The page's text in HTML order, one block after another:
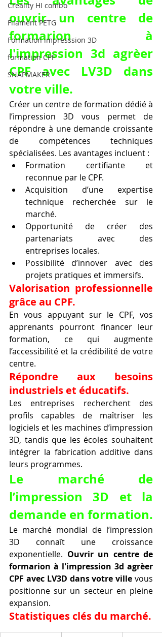
Creality HI combo
Filament PETG
Formation impresssion 3D
formation CPF
SNAPMAKER
ouvrir un centre de
formarion à
l'impression 3d agrèer
CPF avec LV3D dans
votre ville.
Créer un centre de formation dédié à
l’impression 3D vous permet de
répondre à une demande croissante
de compétences techniques
spécialisées. Les avantages incluent :
Formation certifiante et
reconnue par le CPF.
Acquisition d’une expertise
technique recherchée sur le
marché.
Opportunité de créer des
partenariats avec des
entreprises locales.
Possibilité d’innover avec des
projets pratiques et immersifs.
Valorisation professionnelle
grâce au CPF.
En vous appuyant sur le CPF, vos
apprenants pourront financer leur
formation, ce qui augmente
l’accessibilité et la crédibilité de votre
centre.
Répondre aux besoins
industriels et éducatifs.
Les entreprises recherchent des
profils capables de maîtriser les
logiciels et les machines d’impression
3D, tandis que les écoles souhaitent
intégrer la fabrication additive dans
leurs programmes.
Le marché de
l’impression 3D et la
demande en formation.
Le marché mondial de l’impression
3D connaît une croissance
exponentielle. Ouvrir un centre de
formarion à l'impression 3d agrèer
CPF avec LV3D dans votre ville vous
positionne sur un secteur en pleine
expansion.
Statistiques clés du marché.